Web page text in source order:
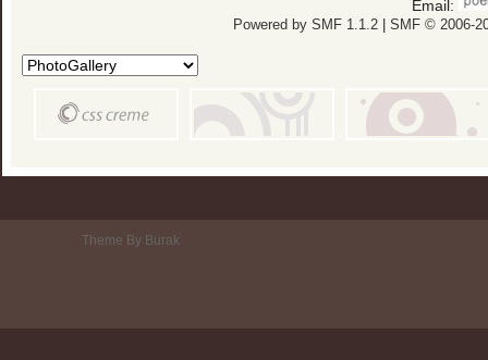
Email:
Powered by SMF 1.1.2| SMF © 2006-
Theme By Burak